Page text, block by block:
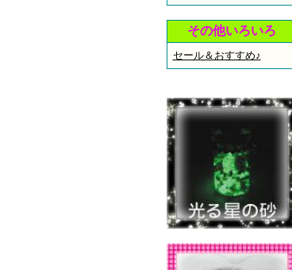
その他いろいろ
セール＆おすすめ♪